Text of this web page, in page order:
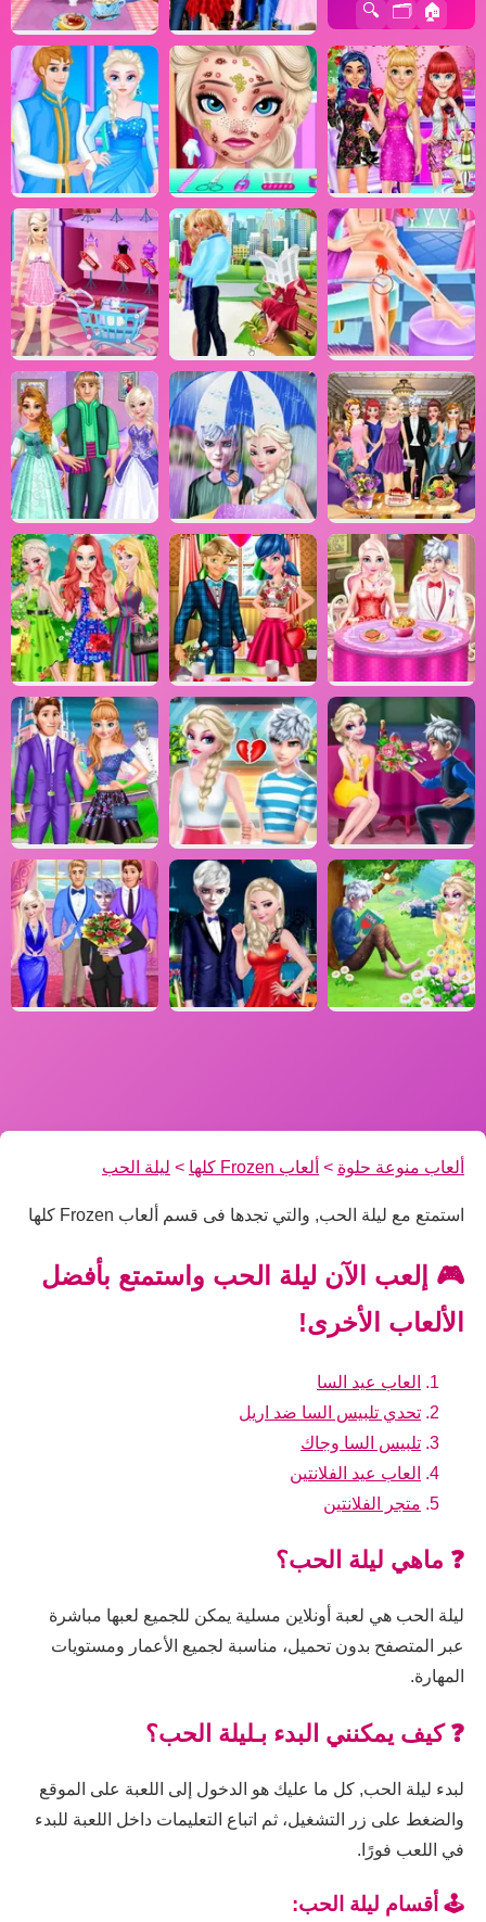
🏠
🗂️
🔍
ألعاب منوعة حلوة > ألعاب Frozen كلها > ليلة الحب
استمتع مع ليلة الحب, والتي تجدها فى قسم ألعاب Frozen كلها
🎮 إلعب الآن ليلة الحب واستمتع بأفضل
الألعاب الأخرى!
العاب عيد السا
تحدي تلبيس السا ضد اريل
تلبيس السا وجاك
العاب عيد الفلانتين
متجر الفلانتين
❓ ماهي ليلة الحب؟
ليلة الحب هي لعبة أونلاين مسلية يمكن للجميع لعبها مباشرة
عبر المتصفح بدون تحميل، مناسبة لجميع الأعمار ومستويات
المهارة.
❓ كيف يمكنني البدء بـليلة الحب؟
لبدء ليلة الحب, كل ما عليك هو الدخول إلى اللعبة على الموقع
والضغط على زر التشغيل، ثم اتباع التعليمات داخل اللعبة للبدء
في اللعب فورًا.
🕹️ أقسام ليلة الحب: